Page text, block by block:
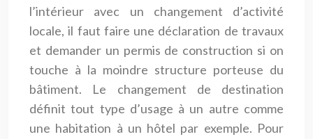
l’intérieur avec un changement d’activité
locale, il faut faire une déclaration de travaux
et demander un permis de construction si on
touche à la moindre structure porteuse du
bâtiment. Le changement de destination
définit tout type d’usage à un autre comme
une habitation à un hôtel par exemple. Pour